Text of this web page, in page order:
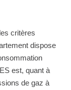
critères
dispose
est, quant à
de gaz à